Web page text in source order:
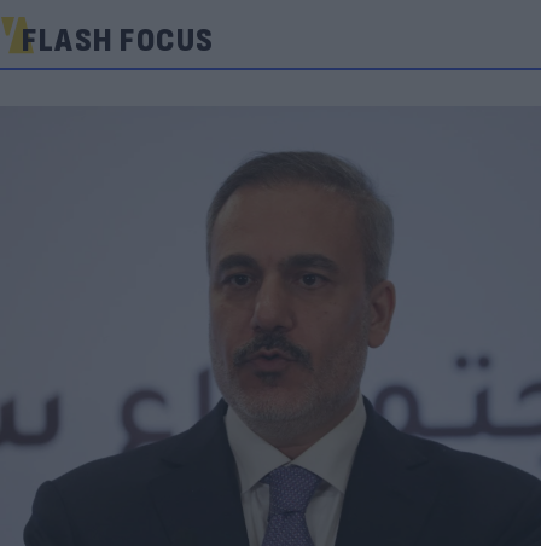
FLASH FOCUS